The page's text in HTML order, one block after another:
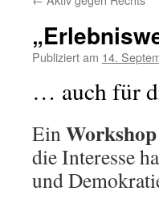
Publiziert am 14.
… auch für
Ein
die Interesse
und